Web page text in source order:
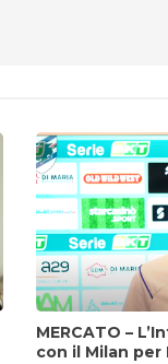
MERCATO –
con il Milan per